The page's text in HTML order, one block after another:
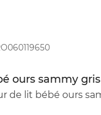
ours sammy gris
de lit bébé ours